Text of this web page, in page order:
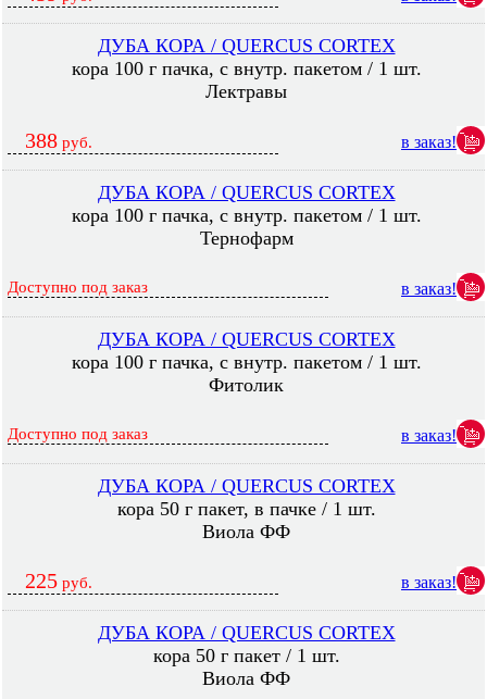
ДУБА КОРА / QUERCUS CORTEX
кора 100 г пачка, с внутр. пакетом / 1 шт.
Лектравы
388 руб. в заказ!
ДУБА КОРА / QUERCUS CORTEX
кора 100 г пачка, с внутр. пакетом / 1 шт.
Тернофарм
Доступно под заказ в заказ!
ДУБА КОРА / QUERCUS CORTEX
кора 100 г пачка, с внутр. пакетом / 1 шт.
Фитолик
Доступно под заказ в заказ!
ДУБА КОРА / QUERCUS CORTEX
кора 50 г пакет, в пачке / 1 шт.
Виола ФФ
225 руб. в заказ!
ДУБА КОРА / QUERCUS CORTEX
кора 50 г пакет / 1 шт.
Виола ФФ